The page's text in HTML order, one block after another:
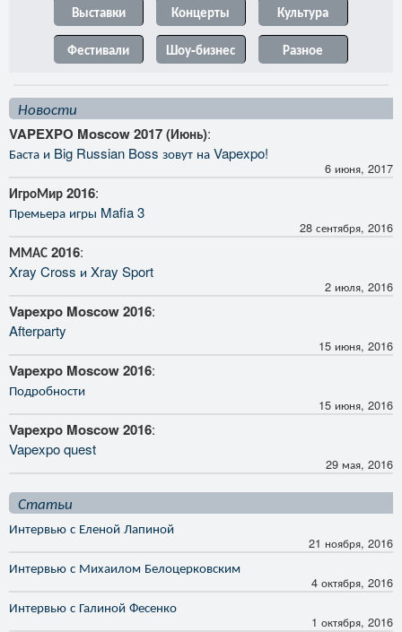
Выставки Концерты
Культура
Фестивали
Шоу-бизнес Разное
Новости
VAPEXPO Moscow 2017 (Июнь):
Баста и Big Russian Boss зовут на Vapexpo!
6 июня, 2017
ИгроМир 2016:
Премьера игры Mafia 3
28 сентября, 2016
ММАС 2016:
Xray Cross и Xray Sport
2 июля, 2016
Vapexpo Moscow 2016:
Afterparty
15 июня, 2016
Vapexpo Moscow 2016:
Подробности
15 июня, 2016
Vapexpo Moscow 2016:
Vapexpo quest
29 мая, 2016
Статьи
Интервью с Еленой Лапиной
21 ноября, 2016
Интервью с Михаилом Белоцерковским
4 октября, 2016
Интервью с Галиной Фесенко
1 октября, 2016